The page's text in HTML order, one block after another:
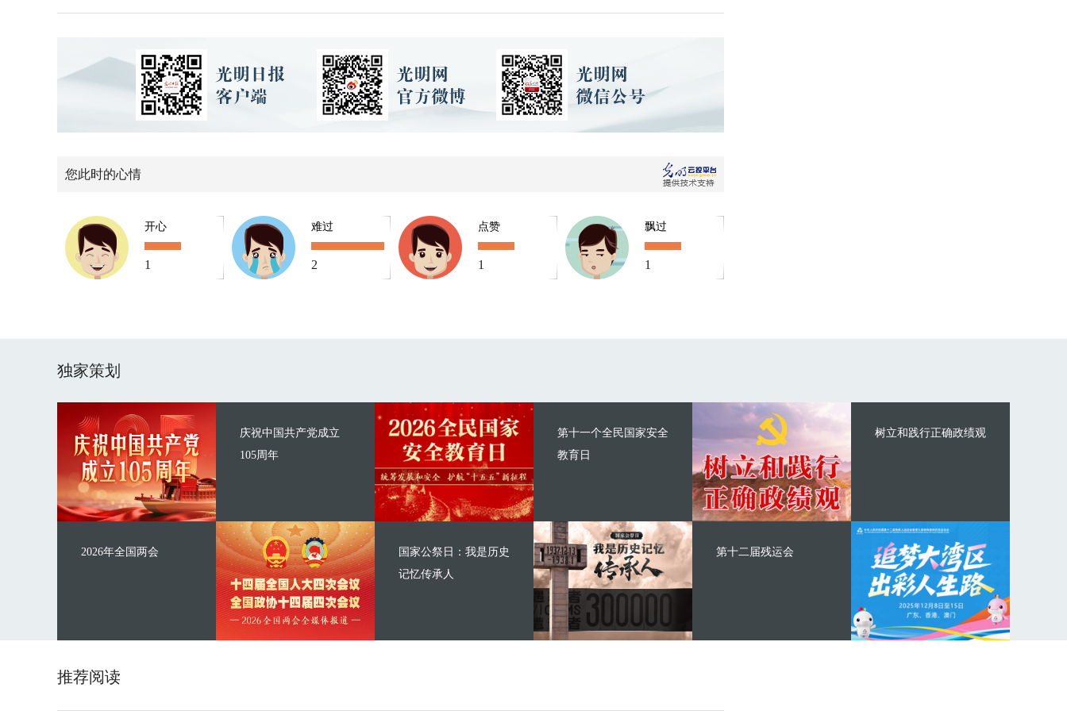
您此时的心情
开心
1
难过
2
点赞
1
飘过
1
独家策划
庆祝中国共产党成立
105周年
2026年全国两会
第十一个全民国家安全
教育日
国家公祭日：我是历史
记忆传承人
树立和践行正确政绩观
第十二届残运会
推荐阅读